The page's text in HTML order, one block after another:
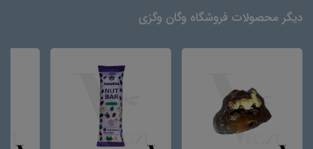
دیگر محصولات فروشگاه وگان وگزی